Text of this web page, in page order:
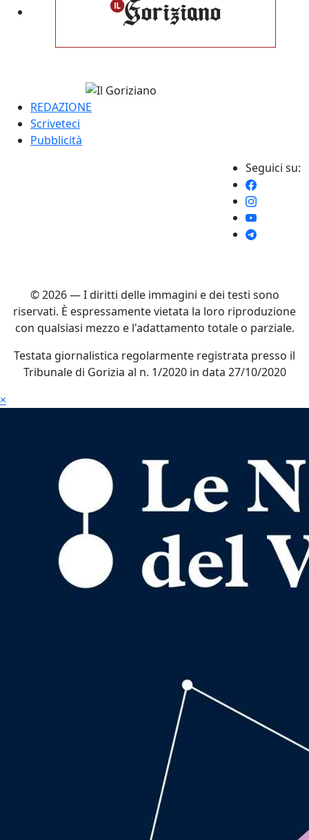
REDAZIONE
Scriveteci
Pubblicità
Seguici su:
© 2026 — I diritti delle immagini e dei testi sono
riservati. È espressamente vietata la loro riproduzione
con qualsiasi mezzo e l'adattamento totale o parziale.
Testata giornalistica regolarmente registrata presso il
Tribunale di Gorizia al n. 1/2020 in data 27/10/2020
×